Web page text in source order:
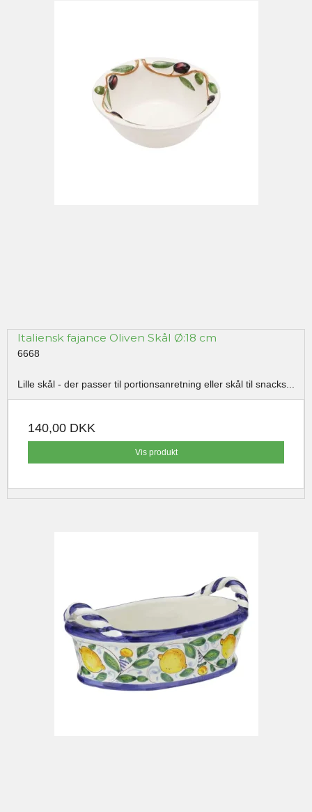
Italiensk fajance Oliven Skål Ø:18 cm
6668
Lille skål - der passer til portionsanretning eller skål til snacks...
140,00 DKK
Vis produkt